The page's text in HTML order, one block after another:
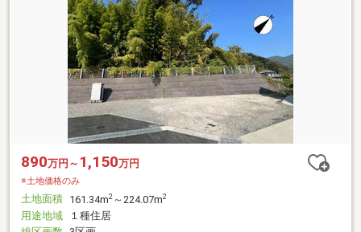
890万円～ 1,150万円
※土地価格のみ
土地面積 161.34m2 ～224.07m2
用途地域
１種住居